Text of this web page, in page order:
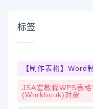
标签
【制作表格】Word
JSA宏教程WPS表
(Workbook)对象